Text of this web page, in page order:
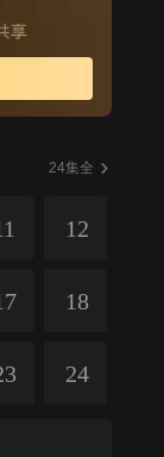
24集全
12
18
24